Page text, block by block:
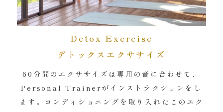
Detox Exercise
デトックスエクササイズ
60分間のエクササイズは専用の音に合わせて、
Personal Trainerがインストラクションをし
ます。コンディショニングを取り入れたこのエク